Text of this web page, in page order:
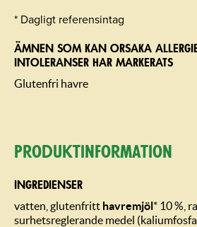
* Dagligt referensintag
ÄMNEN SOM KAN ORSAKA
INTOLERANSER HAR MARKERATS
Glutenfri havre
Produktin­formation
INGREDIENSER
vatten, glutenfritt havremjöl* 10 %,
surhetsreglerande medel